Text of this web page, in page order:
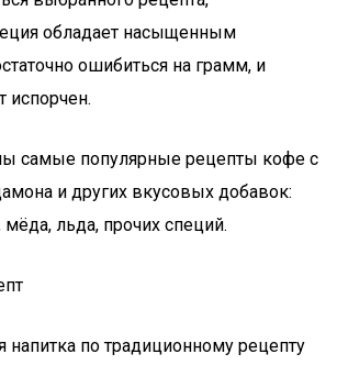
обладает насыщенным
ошибиться на грамм, и
испорчен.
самые популярные рецепты кофе с
и других вкусовых добавок:
льда, прочих специй.
напитка по традиционному рецепту